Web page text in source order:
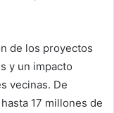
de los proyectos
y un impacto
vecinas. De
17 millones de